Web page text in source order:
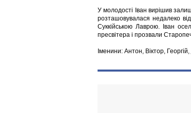
У молодості Іван вирішив
розташовувалася недалеко
Суккійською Лаврою. Іван
пресвітера і прозвали
Іменини: Антон, Віктор,